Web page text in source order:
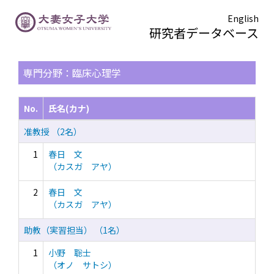
English
研究者データベース
専門分野：臨床心理学
No.
氏名(カナ)
准教授 （2名）
1
春日 文
（カスガ アヤ）
2
春日 文
（カスガ アヤ）
助教（実習担当） （1名）
1
小野 聡士
（オノ サトシ）